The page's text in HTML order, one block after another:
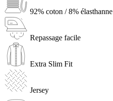
92% coton / 8% élasthanne
Repassage facile
Extra Slim Fit
Jersey